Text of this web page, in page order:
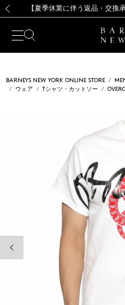
【夏季休業に伴う出荷一
熊本県を中心とした地震の
【開催中】SUMMER
【夏季休業に伴う出荷一
BARNEYS NEW YORK ONLINE STORE
ウェア
Tシャツ・カットソー